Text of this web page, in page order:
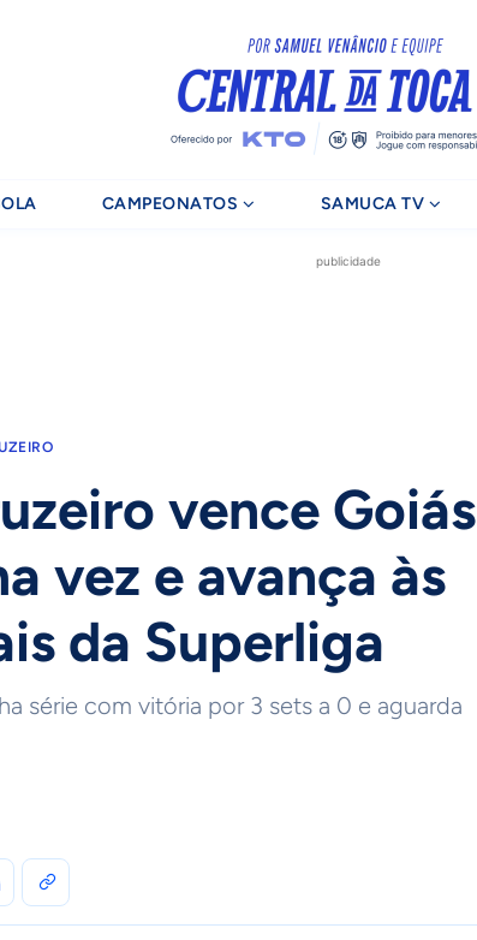
CAMPEONATOS SAMUCA TV
publicidade
vence Goiás
vez e avança às
da Superliga
série com vitória por 3 sets a 0 e aguarda